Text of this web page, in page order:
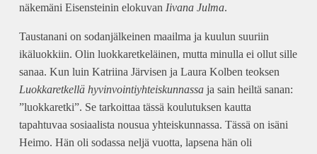
näkemäni Eisensteinin elokuvan Iivana Julma.
Taustanani on sodanjälkeinen maailma ja kuulun suuriin
ikäluokkiin. Olin luokkaretkeläinen, mutta minulla ei ollut sille
sanaa. Kun luin Katriina Järvisen ja Laura Kolben teoksen
Luokkaretkellä hyvinvointiyhteiskunnassaja sain heiltä sanan:
”luokkaretki”. Se tarkoittaa tässä koulutuksen kautta
tapahtuvaa sosiaalista nousua yhteiskunnassa. Tässä on isäni
Heimo. Hän oli sodassa neljä vuotta, lapsena hän oli